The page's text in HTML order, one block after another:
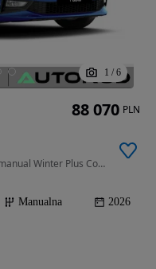
1 / 6
999 cm3 • 115 KM • Drive 1.0TSI 115KM manual Winter Plus Comfort Plus zapasowe koło
Manualna 2026
88 070 PLN